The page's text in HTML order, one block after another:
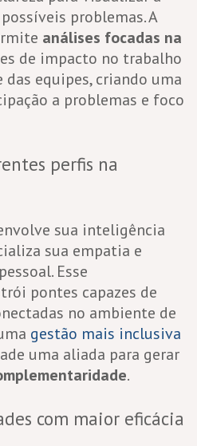
problemas. A
análises focadas na
de impacto no trabalho
das equipes, criando uma
a problemas e foco
perfis na
sua inteligência
sua empatia e
Esse
pontes capazes de
no ambiente de
gestão mais inclusiva
uma aliada para gerar
.
com maior eficácia